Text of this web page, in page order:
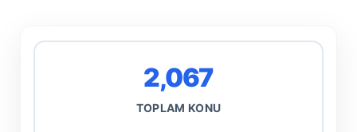
2,067
TOPLAM KONU